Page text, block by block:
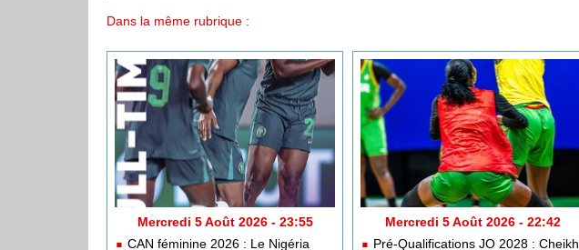
Dans la même rubrique :
Mercredi 5 Août 2026 - 23:55
CAN féminine 2026 : Le Nigéria
Mercredi 5 Août 2026 - 22:42
Pré-Qualifications JO 2028 : Cheikh